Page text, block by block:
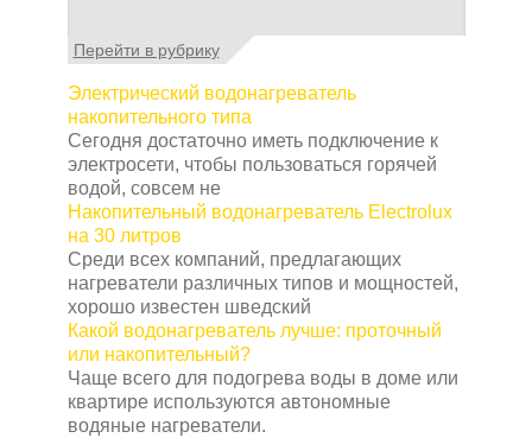
дачного участка,
Туалет на даче – это
которая изначально
строится на дачном
участке. Она может
Перейти в рубрику
Электрический водонагреватель
накопительного типа
Сегодня достаточно иметь подключение к
электросети, чтобы пользоваться горячей
водой, совсем не
Накопительный водонагреватель Electrolux
на 30 литров
Среди всех компаний, предлагающих
нагреватели различных типов и мощностей,
хорошо известен шведский
Какой водонагреватель лучше: проточный
или накопительный?
Чаще всего для подогрева воды в доме или
квартире используются автономные
водяные нагреватели.